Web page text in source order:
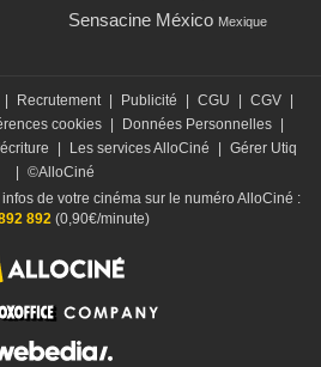
Sensacine México Mexique
Recrutement Publicité CGU CGV
cookies Données Personnelles
Les services AlloCiné
Gérer Utiq
©AlloCiné
de votre cinéma sur le numéro AlloCiné :
892(0,90€/minute)